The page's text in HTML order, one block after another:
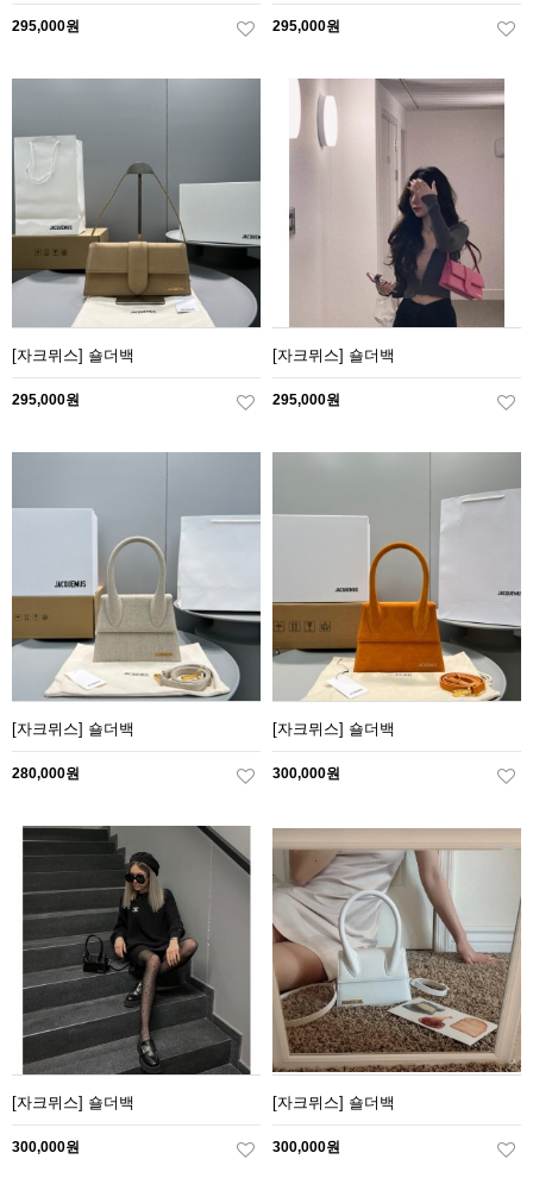
295,000원 295,000원
[자크뮈스] 숄더백
295,000원
[자크뮈스] 숄더백
295,000원
[자크뮈스] 숄더백
280,000원
[자크뮈스] 숄더백
300,000원
[자크뮈스] 숄더백
300,000원
[자크뮈스] 숄더백
300,000원